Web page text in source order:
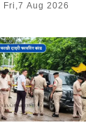
Fri,7 Aug 2026